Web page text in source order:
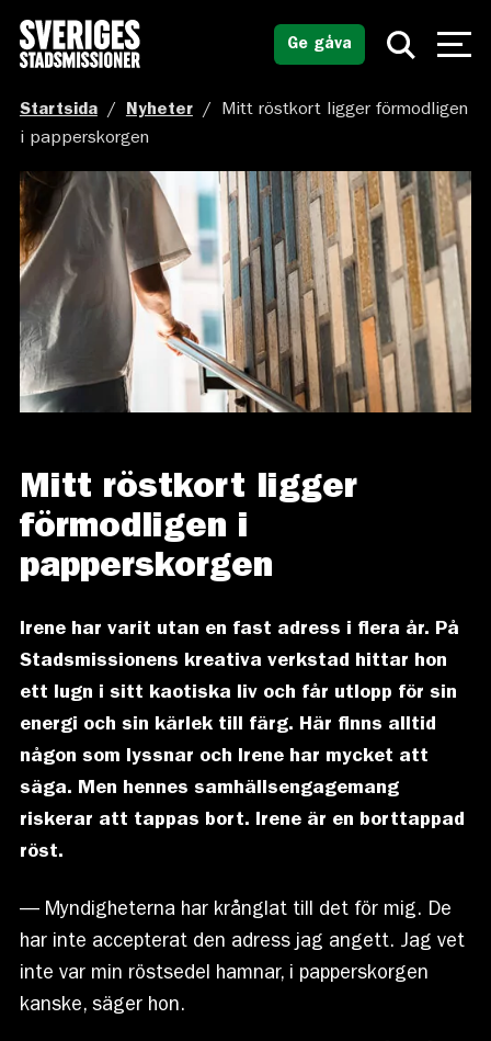
Ge gåva
Startsida / Nyheter /
Mitt röstkort ligger förmodligen
i papperskorgen
Mitt röstkort ligger
förmodligen i
papperskorgen
Irene har varit utan en fast adress i flera år. På
Stadsmissionens kreativa verkstad hittar hon
ett lugn i sitt kaotiska liv och får utlopp för sin
energi och sin kärlek till färg. Här finns alltid
någon som lyssnar och Irene har mycket att
säga. Men hennes samhällsengagemang
riskerar att tappas bort. Irene är en borttappad
röst.
— Myndigheterna har krånglat till det för mig. De
har inte accepterat den adress jag angett. Jag vet
inte var min röstsedel hamnar, i papperskorgen
kanske, säger hon.